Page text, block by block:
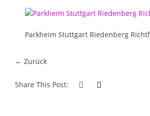
Parkheim Stuttgart Riedenberg
← Zurück
Share This Post: